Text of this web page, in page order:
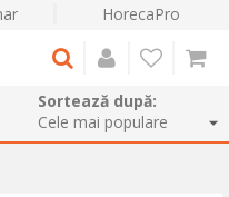
HorecaPro
Sortează după: